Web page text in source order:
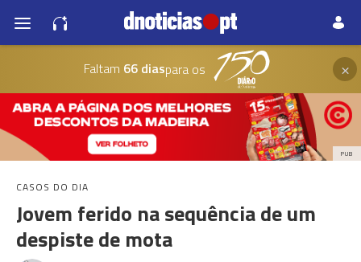
Faltam 66 diaspara os ×
PUB
CASOS DO DIA
Jovem ferido na sequência de um
despiste de mota